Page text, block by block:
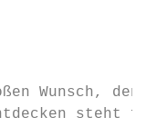
Wunsch, den
steht